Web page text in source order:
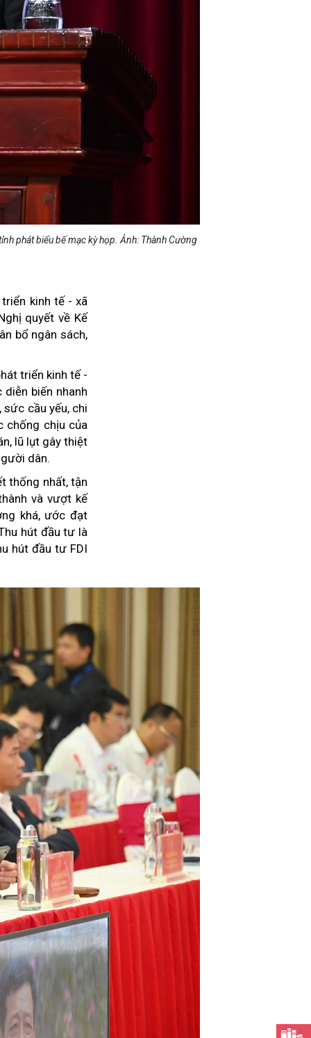
phát biểu bế mạc kỳ họp. Ảnh: Thành Cường
kinh tế - xã
quyết về Kế
bổ ngân sách,
triển kinh tế -
biến nhanh
cầu yếu, chi
chống chịu của
lũ lụt gây thiệt
dân.
thống nhất, tận
và vượt kế
khá, ước đạt
hút đầu tư là
hút đầu tư FDI